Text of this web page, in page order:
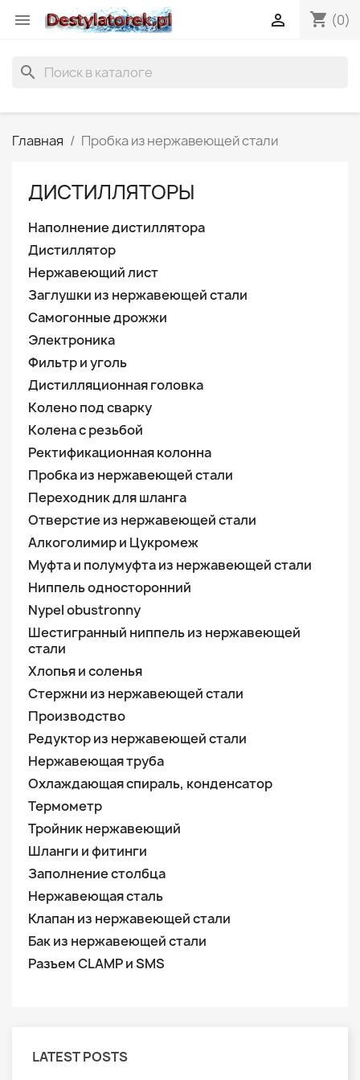
 shopping_cart (0)

search
Главная Пробка из нержавеющей стали
ДИСТИЛЛЯТОРЫ
Наполнение дистиллятора
Дистиллятор
Нержавеющий лист
Заглушки из нержавеющей стали
Самогонные дрожжи
Электроника
Фильтр и уголь
Дистилляционная головка
Колено под сварку
Колена с резьбой
Ректификационная колонна
Пробка из нержавеющей стали
Переходник для шланга
Отверстие из нержавеющей стали
Алкоголимир и Цукромеж
Муфта и полумуфта из нержавеющей стали
Ниппель односторонний
Nypel obustronny
Шестигранный ниппель из нержавеющей
стали
Хлопья и соленья
Стержни из нержавеющей стали
Производство
Редуктор из нержавеющей стали
Нержавеющая труба
Охлаждающая спираль, конденсатор
Термометр
Тройник нержавеющий
Шланги и фитинги
Заполнение столбца
Нержавеющая сталь
Клапан из нержавеющей стали
Бак из нержавеющей стали
Разъем CLAMP и SMS
LATEST POSTS